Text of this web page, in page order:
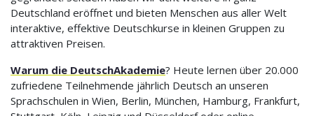
Deutschland eröffnet und bieten Menschen aus aller Welt
interaktive, effektive Deutschkurse in kleinen Gruppen zu
attraktiven Preisen.
Warum die DeutschAkademie? Heute lernen über 20.000
zufriedene Teilnehmende jährlich Deutsch an unseren
Sprachschulen in Wien, Berlin, München, Hamburg, Frankfurt,